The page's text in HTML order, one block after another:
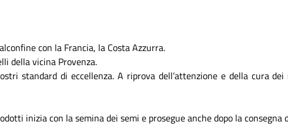
con la Francia, la Costa Azzurra.
della vicina Provenza.
standard di eccellenza. A riprova dell’attenzione e della cura
inizia con la semina dei semi e prosegue anche dopo la